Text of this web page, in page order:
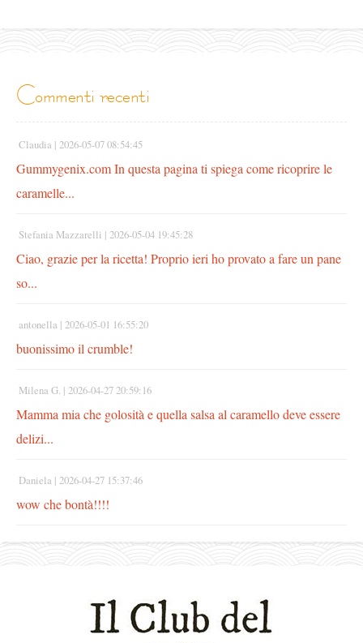
commenti recenti
Claudia | 2026-05-07 08:54:45
Gummygenix.com In questa pagina ti spiega come ricoprire le
caramelle...
Stefania Mazzarelli | 2026-05-04 19:45:28
Ciao, grazie per la ricetta! Proprio ieri ho provato a fare un pane
so...
antonella | 2026-05-01 16:55:20
buonissimo il crumble!
Milena G. | 2026-04-27 20:59:16
Mamma mia che golosità e quella salsa al caramello deve essere
delizi...
Daniela | 2026-04-27 15:37:46
wow che bontà!!!!